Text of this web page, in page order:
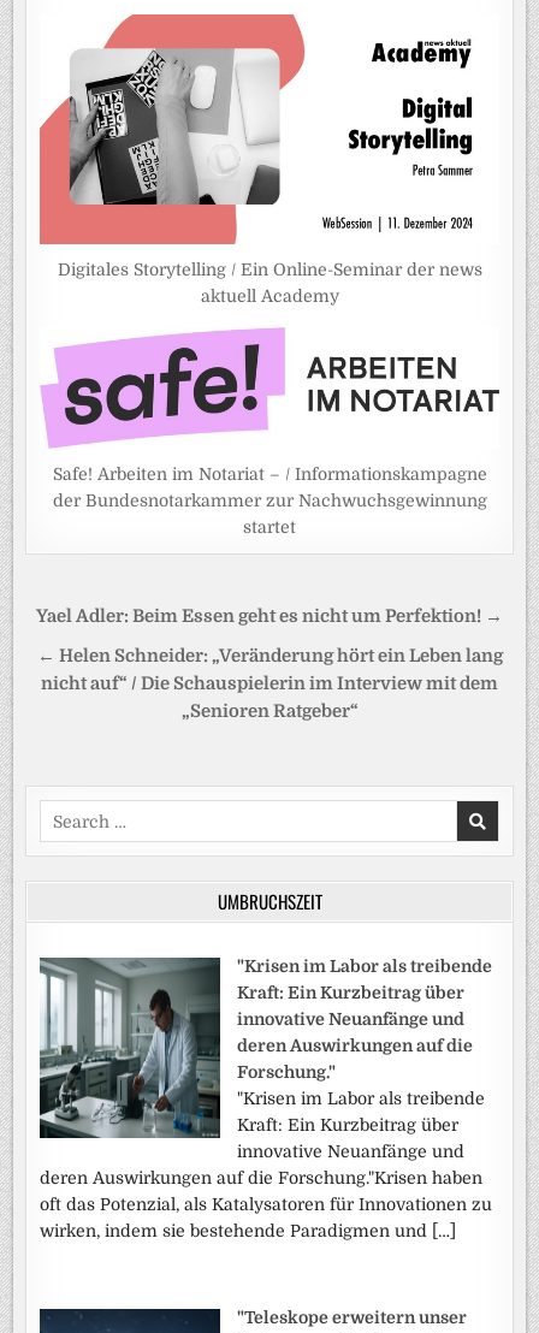
Digitales Storytelling / Ein Online-Seminar der news
aktuell Academy
Safe! Arbeiten im Notariat – / Informationskampagne
der Bundesnotarkammer zur Nachwuchsgewinnung
startet
Beitragsnavigation
Yael Adler: Beim Essen geht es nicht um Perfektion! →
← Helen Schneider: „Veränderung hört ein Leben lang
nicht auf“ / Die Schauspielerin im Interview mit dem
„Senioren Ratgeber“
Search
for:
UMBRUCHSZEIT
"Krisen im Labor als treibende
Kraft: Ein Kurzbeitrag über
innovative Neuanfänge und
deren Auswirkungen auf die
Forschung."
"Krisen im Labor als treibende
Kraft: Ein Kurzbeitrag über
innovative Neuanfänge und
deren Auswirkungen auf die Forschung."Krisen haben
oft das Potenzial, als Katalysatoren für Innovationen zu
wirken, indem sie bestehende Paradigmen und […]
"Teleskope erweitern unser